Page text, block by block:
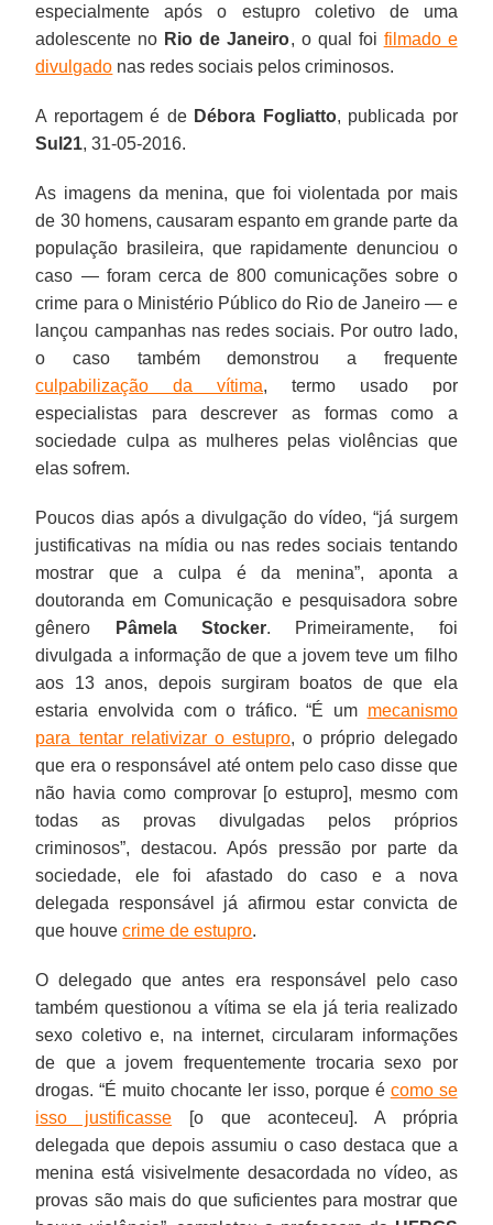
especialmente após o estupro coletivo de uma
adolescente no Rio de Janeiro, o qual foi filmado e
divulgado nas redes sociais pelos criminosos.
A reportagem é de Débora Fogliatto, publicada por
Sul21, 31-05-2016.
As imagens da menina, que foi violentada por mais
de 30 homens, causaram espanto em grande parte da
população brasileira, que rapidamente denunciou o
caso — foram cerca de 800 comunicações sobre o
crime para o Ministério Público do Rio de Janeiro — e
lançou campanhas nas redes sociais. Por outro lado,
o caso também demonstrou a frequente
culpabilização da vítima, termo usado por
especialistas para descrever as formas como a
sociedade culpa as mulheres pelas violências que
elas sofrem.
Poucos dias após a divulgação do vídeo, “já surgem
justificativas na mídia ou nas redes sociais tentando
mostrar que a culpa é da menina”, aponta a
doutoranda em Comunicação e pesquisadora sobre
gênero
Pâmela Stocker. Primeiramente, foi
divulgada a informação de que a jovem teve um filho
aos 13 anos, depois surgiram boatos de que ela
estaria envolvida com o tráfico. “É um mecanismo
para tentar relativizar o estupro, o próprio delegado
que era o responsável até ontem pelo caso disse que
não havia como comprovar [o estupro], mesmo com
todas as provas divulgadas pelos próprios
criminosos”, destacou. Após pressão por parte da
sociedade, ele foi afastado do caso e a nova
delegada responsável já afirmou estar convicta de
que houvecrime de estupro.
O delegado que antes era responsável pelo caso
também questionou a vítima se ela já teria realizado
sexo coletivo e, na internet, circularam informações
de que a jovem frequentemente trocaria sexo por
drogas. “É muito chocante ler isso, porque é como se
isso justificasse [o que aconteceu]. A própria
delegada que depois assumiu o caso destaca que a
menina está visivelmente desacordada no vídeo, as
provas são mais do que suficientes para mostrar que